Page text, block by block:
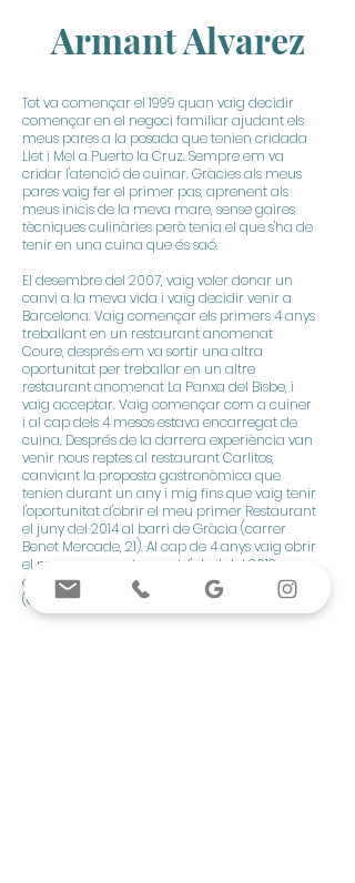
Armant Alvarez
Tot va començar el 1999 quan vaig decidir
començar en el negoci familiar ajudant els
meus pares a la posada que tenien cridada
Llet i Mel a Puerto la Cruz. Sempre em va
cridar l'atenció de cuinar. Gràcies als meus
pares vaig fer el primer pas, aprenent als
meus inicis de la meva mare, sense gaires
tècniques culinàries però tenia el que s'ha de
tenir en una cuina que és saó.
El desembre del 2007, vaig voler donar un
canvi a la meva vida i vaig decidir venir a
Barcelona. Vaig començar els primers 4 anys
treballant en un restaurant anomenat
Coure, després em va sortir una altra
oportunitat per treballar en un altre
restaurant anomenat La Panxa del Bisbe, i
vaig acceptar. Vaig començar com a cuiner
i al cap dels 4 mesos estava encarregat de
cuina. Després de la darrera experiència van
venir nous reptes al restaurant Carlitos,
canviant la proposta gastronòmica que
tenien durant un any i mig fins que vaig tenir
l'oportunitat d'obrir el meu primer Restaurant
el juny del 2014 al barri de Gràcia (carrer
Benet Mercade, 21). Al cap de 4 anys vaig obrir
el meu segon restaurant, l'abril del 2018 que
és on ens trobem avui en dia al Capet Gòtic
(Carrer Cometa, 5).